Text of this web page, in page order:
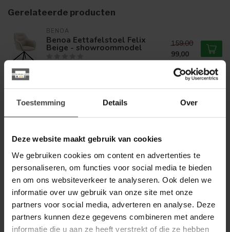
Toestemming Details Over
Deze website maakt gebruik van cookies
We gebruiken cookies om content en advertenties te
personaliseren, om functies voor social media te bieden
en om ons websiteverkeer te analyseren. Ook delen we
informatie over uw gebruik van onze site met onze
partners voor social media, adverteren en analyse. Deze
partners kunnen deze gegevens combineren met andere
informatie die u aan ze heeft verstrekt of die ze hebben
Gerelateerde producten
BENOA
Benoa Eettafelstoel Felix
Beige - showroommodel
159,00
99,00
Label51 Eetkamerstoel Amalfi
- Mushroom - Royal Boucle -
Brons
Op voorraad
169,00
BENOA
Benoa Eetkamerstoel Emilie
Adore 24 terracotta
Op voorraad
159,00
LABEL51